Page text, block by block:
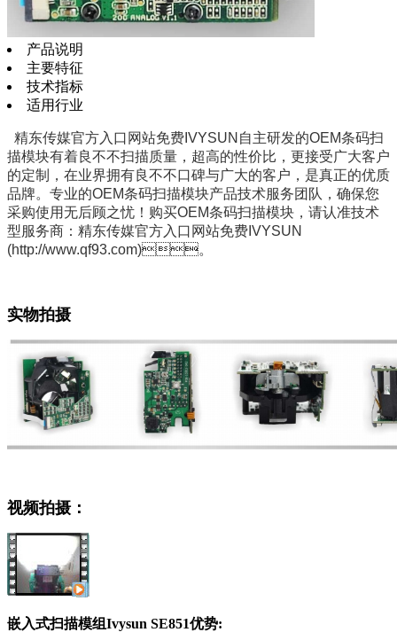
产品说明
主要特征
技术指标
适用行业
精东传媒官方入口网站免费IVYSUN自主研发的OEM条码扫
描模块有着良不不扫描质量，超高的性价比，更接受广大客户
的定制，在业界拥有良不不口碑与广大的客户，是真正的优质
品牌。专业的OEM条码扫描模块产品技术服务团队，确保您
采购使用无后顾之忧！购买OEM条码扫描模块，请认准技术
型服务商：精东传媒官方入口网站免费IVYSUN
(http://www.qf93.com)。
实物拍摄
视频拍摄：
嵌入式扫描模组Ivysun SE851优势: